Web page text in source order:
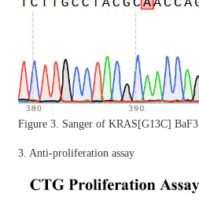
Figure 3. Sanger of KRAS[G13C] BaF3
3. Anti-proliferation assay